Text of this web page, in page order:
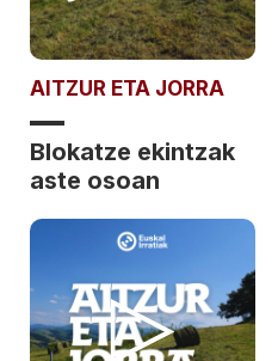
AITZUR ETA JORRA
Blokatze ekintzak
aste osoan